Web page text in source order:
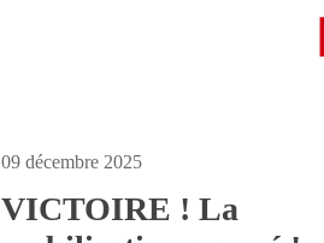
09 décembre 2025
VICTOIRE ! La